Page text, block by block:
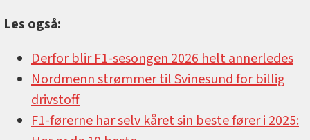
Les også:
Derfor blir F1-sesongen 2026 helt annerledes
Nordmenn strømmer til Svinesund for billig
drivstoff
F1-førerne har selv kåret sin beste fører i 2025: